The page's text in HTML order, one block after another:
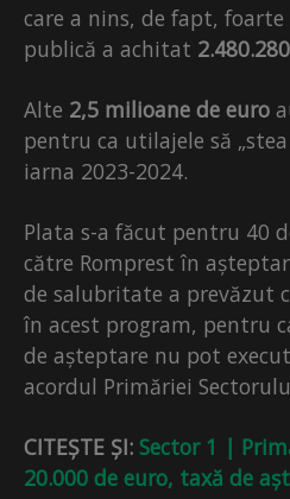
care a nins, de fapt,
publică a achitat
Alte 2,5 milioane de euro
pentru ca utilajele să
iarna 2023-2024.
Plata s-a făcut pentru 40
către Romprest în
de salubritate a prevăzut
în acest program, pentru
de așteptare nu pot
acordul Primăriei
CITEȘTE ȘI: Sector 1 |
20.000 de euro, taxă de